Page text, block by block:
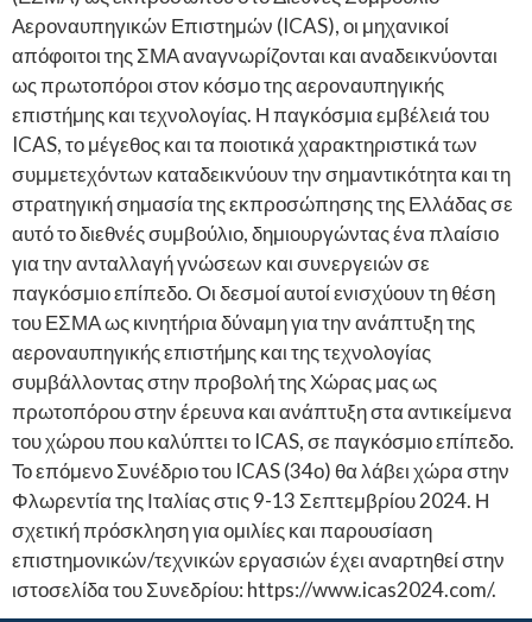
Αεροναυπηγικών Επιστημών (ICAS), οι μηχανικοί
απόφοιτοι της ΣΜΑ αναγνωρίζονται και αναδεικνύονται
ως πρωτοπόροι στον κόσμο της αεροναυπηγικής
επιστήμης και τεχνολογίας. Η παγκόσμια εμβέλειά του
ICAS, το μέγεθος και τα ποιοτικά χαρακτηριστικά των
συμμετεχόντων καταδεικνύουν την σημαντικότητα και τη
στρατηγική σημασία της εκπροσώπησης της Ελλάδας σε
αυτό το διεθνές συμβούλιο, δημιουργώντας ένα πλαίσιο
για την ανταλλαγή γνώσεων και συνεργειών σε
παγκόσμιο επίπεδο. Οι δεσμοί αυτοί ενισχύουν τη θέση
του ΕΣΜΑ ως κινητήρια δύναμη για την ανάπτυξη της
αεροναυπηγικής επιστήμης και της τεχνολογίας
συμβάλλοντας στην προβολή της Χώρας μας ως
πρωτοπόρου στην έρευνα και ανάπτυξη στα αντικείμενα
του χώρου που καλύπτει το ICAS, σε παγκόσμιο επίπεδο.
Το επόμενο Συνέδριο του ICAS (34ο) θα λάβει χώρα στην
Φλωρεντία της Ιταλίας στις 9-13 Σεπτεμβρίου 2024. Η
σχετική πρόσκληση για ομιλίες και παρουσίαση
επιστημονικών/τεχνικών εργασιών έχει αναρτηθεί στην
ιστοσελίδα του Συνεδρίου: https://www.icas2024.com/.